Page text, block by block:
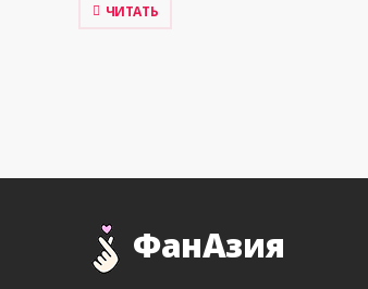
ЧИТАТЬ
ФанАзия